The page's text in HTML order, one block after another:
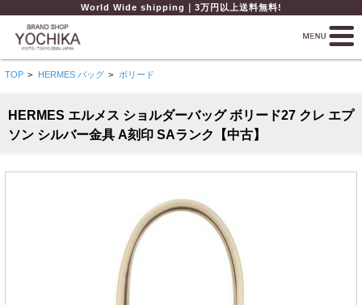
World Wide shipping｜3万円以上送料無料!
TOP > HERMES バッグ > ボリード
HERMES エルメス ショルダーバッグ ボリード27 クレ エプ
ソン シルバー金具 A刻印 SAランク【中古】